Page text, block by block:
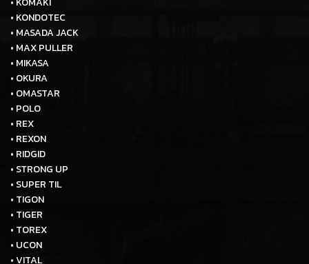
• KONDOTEC
• MASADA JACK
• MAX PULLER
• MIKASA
• OKURA
• OMASTAR
• POLO
• REX
• REXON
• RIDGID
• STRONG UP
• SUPER TIL
• TIGON
• TIGER
• TOREX
• UCON
• VITAL